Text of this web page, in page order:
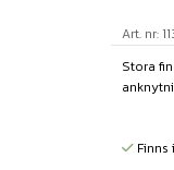
Art. nr:
Stora
Finns